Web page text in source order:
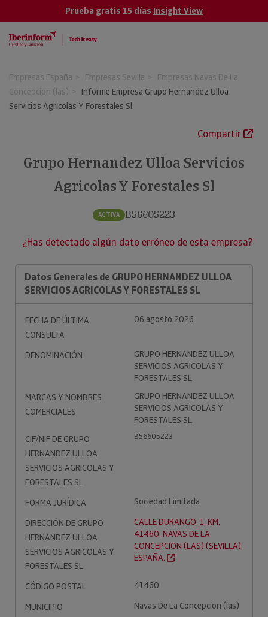
Prueba gratis 15 días Insight View
Empresas España Empresas Sevilla
Empresas Navas De La
Concepcion (las)
Informe Empresa Grupo Hernandez Ulloa
Servicios Agricolas Y Forestales Sl
Compartir
Grupo Hernandez Ulloa Servicios
Agricolas Y Forestales Sl
ACTIVA B56605223
¿Has detectado algún dato erróneo de esta empresa?
Datos Generales de GRUPO HERNANDEZ ULLOA
SERVICIOS AGRICOLAS Y FORESTALES SL
FECHA DE ÚLTIMA
CONSULTA
06 agosto 2026
DENOMINACIÓN
GRUPO HERNANDEZ ULLOA
SERVICIOS AGRICOLAS Y
FORESTALES SL
MARCAS Y NOMBRES
COMERCIALES
GRUPO HERNANDEZ ULLOA
SERVICIOS AGRICOLAS Y
FORESTALES SL
CIF/NIF DE GRUPO
HERNANDEZ ULLOA
SERVICIOS AGRICOLAS Y
FORESTALES SL
B56605223
FORMA JURÍDICA
Sociedad Limitada
DIRECCIÓN DE GRUPO
HERNANDEZ ULLOA
SERVICIOS AGRICOLAS Y
FORESTALES SL
CALLE DURANGO, 1, KM.
41460, NAVAS DE LA
CONCEPCION (LAS) (SEVILLA).
ESPAÑA.
CÓDIGO POSTAL
41460
MUNICIPIO
Navas De La Concepcion (las)